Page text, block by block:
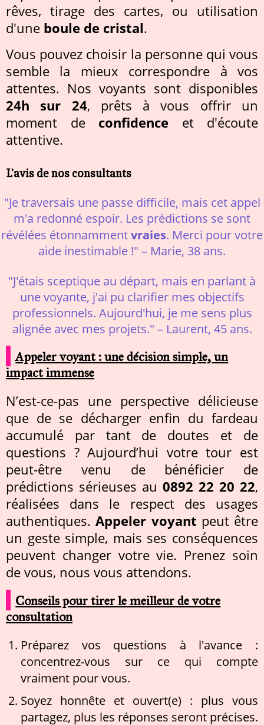
rêves, tirage des cartes, ou utilisation
d'une boule de cristal.
Vous pouvez choisir la personne qui vous
semble la mieux correspondre à vos
attentes. Nos voyants sont disponibles
24h sur 24, prêts à vous offrir un
moment de confidence et d'écoute
attentive.
L'avis de nos consultants
"Je traversais une passe difficile, mais cet appel
m'a redonné espoir. Les prédictions se sont
révélées étonnammentvraies. Merci pour votre
aide inestimable !" – Marie, 38 ans.
"J'étais sceptique au départ, mais en parlant à
une voyante, j'ai pu clarifier mes objectifs
professionnels. Aujourd'hui, je me sens plus
alignée avec mes projets." – Laurent, 45 ans.
Appeler voyant : une décision simple, un
impact immense
N’est-ce-pas une perspective délicieuse
que de se décharger enfin du fardeau
accumulé par tant de doutes et de
questions ? Aujourd’hui votre tour est
peut-être venu de bénéficier de
prédictions sérieuses au 0892 22 20 22,
réalisées dans le respect des usages
authentiques.Appeler voyant peut être
un geste simple, mais ses conséquences
peuvent changer votre vie. Prenez soin
de vous, nous vous attendons.
Conseils pour tirer le meilleur de votre
consultation
Préparez vos questions à l'avance :
concentrez-vous sur ce qui compte
vraiment pour vous.
Soyez honnête et ouvert(e) : plus vous
partagez, plus les réponses seront précises.